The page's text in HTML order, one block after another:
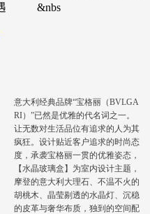
遇 &nbs
意大利经典品牌“宝格丽（BVLGA
RI）”已然是优雅的代名词之一。
让无数对生活品位有追求的人为其
疯狂。设计贴近客户追求的时尚态
度，承袭宝格丽一贯的优雅姿态，
【水晶玻璃盒】为室内设计主题，
摩登的意大利大理石、不温不火的
胡桃木、晶莹剔透的水晶灯、沉稳
的皮革与奢华布质，独到的空间配